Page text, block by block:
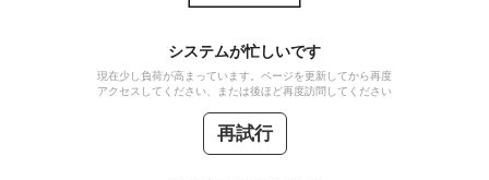
システムが忙しいです
現在少し負荷が高まっています。ページを更新してから再度
アクセスしてください、または後ほど再度訪問してください
再試行